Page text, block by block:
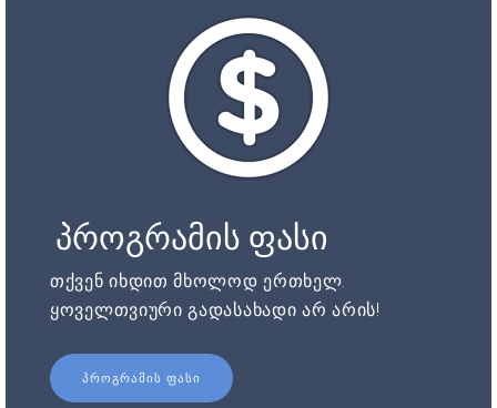
პროგრამის ფასი
თქვენ იხდით მხოლოდ ერთხელ.
ყოველთვიური გადასახადი არ არის!
ᲞᲠᲝᲒᲠᲐᲛᲘᲡ ᲤᲐᲡᲘ